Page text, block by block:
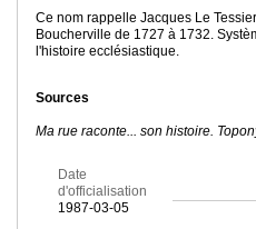
Ce nom rappelle Jacques Le
Boucherville de 1727 à 1732.
l'histoire ecclésiastique.
Sources
Ma rue raconte... son histoire.
Date
d'officialisation
1987-03-05